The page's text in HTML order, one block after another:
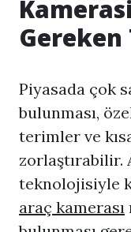
Piyasada çok
bulunması,
terimler ve
zorlaştırabilir.
teknolojisiyle
araç kamerası